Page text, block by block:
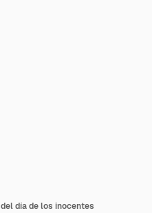
día de los inocentes